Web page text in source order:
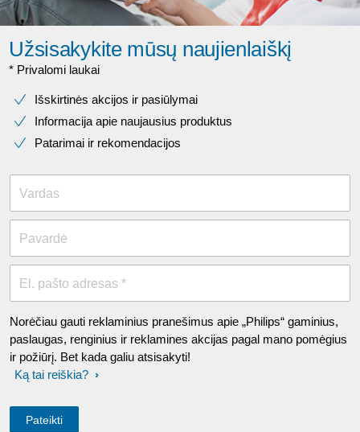
Užsisakykite mūsų naujienlaiškį
* Privalomi laukai​
Išskirtinės akcijos ir pasiūlymai
Informacija apie naujausius produktus
Patarimai ir rekomendacijos
Vardas
Pavardė
El. pašto adresas *
Norėčiau gauti reklaminius pranešimus apie „Philips“ gaminius,
paslaugas, renginius ir reklamines akcijas pagal mano pomėgius
ir požiūrį. Bet kada galiu atsisakyti!
Ką tai reiškia?